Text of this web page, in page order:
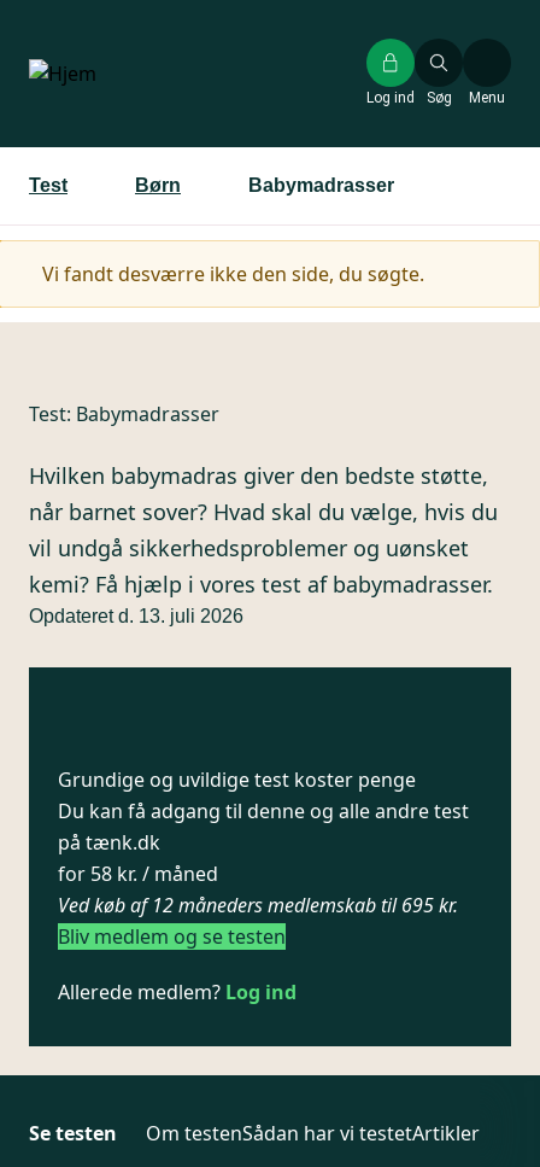
hovedindhold
Søg
Log ind Menu
Test Børn Babymadrasser
Advarselsmeddelelse
Vi fandt desværre ikke den side, du søgte.
Test: Babymadrasser
Hvilken babymadras giver den bedste støtte,
når barnet sover? Hvad skal du vælge, hvis du
vil undgå sikkerhedsproblemer og uønsket
kemi? Få hjælp i vores test af babymadrasser.
Opdateret d. 13. juli 2026
Grundige og uvildige test koster penge
Du kan få adgang til denne og alle andre test
på tænk.dk
for 58 kr. / måned
Ved køb af 12 måneders medlemskab til 695 kr.
Bliv medlem og se testen
Allerede medlem? Log ind
Se testen Om testenSådan har vi testetArtikler